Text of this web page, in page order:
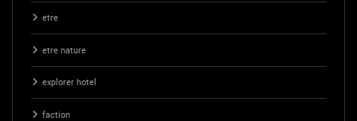
etre
etre nature
explorer hotel
faction